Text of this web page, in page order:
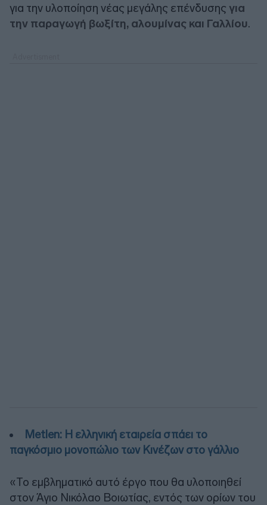
για την υλοποίηση νέας μεγάλης επένδυσης για
την παραγωγή βωξίτη, αλουμίνας και Γαλλίου.
Metlen: Η ελληνική εταιρεία σπάει το
παγκόσμιο μονοπώλιο των Κινέζων στο γάλλιο
«Το εμβληματικό αυτό έργο που θα υλοποιηθεί
στον Άγιο Νικόλαο Βοιωτίας, εντός των ορίων του